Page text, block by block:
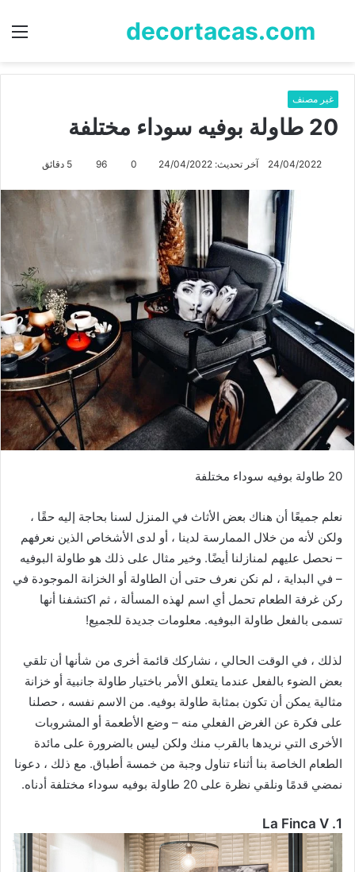
decortacas.com
بحث
غير مصنف
20 طاولة بوفيه سوداء مختلفة
24/04/2022 آخر تحديث: 24/04/2022 0
96
20 طاولة بوفيه سوداء مختلفة
نعلم جميعًا أن هناك بعض الأثاث في المنزل لسنا بحاجة إليه حقًا ،
ولكن لأنه من خلال الممارسة لدينا ، أو لدى الأشخاص الذين نعرفهم
– نحصل عليهم لمنازلنا أيضًا. وخير مثال على ذلك هو طاولة البوفيه
– في البداية ، لم نكن نعرف حتى أن الطاولة أو الخزانة الموجودة في
ركن غرفة الطعام تحمل أي اسم لهذه المسألة ، ثم اكتشفنا أنها
تسمى بالفعل طاولة البوفيه. معلومات جديدة للجميع!
لذلك ، في الوقت الحالي ، نشاركك قائمة أخرى من شأنها أن تلقي
بعض الضوء بالفعل عندما يتعلق الأمر باختيار طاولة جانبية أو خزانة
مثالية يمكن أن تكون بمثابة طاولة بوفيه. من الاسم نفسه ، حصلنا
على فكرة عن الغرض الفعلي منه – وضع الأطعمة أو المشروبات
الأخرى التي نريدها بالقرب منك ولكن ليس بالضرورة على مائدة
الطعام الخاصة بنا أثناء تناول وجبة من خمسة أطباق. مع ذلك ، دعونا
نمضي قدمًا ونلقي نظرة على 20 طاولة بوفيه سوداء مختلفة أدناه.
1. La Finca V